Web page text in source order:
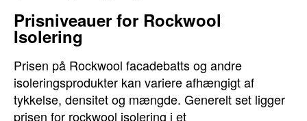
Prisniveauer for Rockwool
Isolering
Prisen på Rockwool facadebatts og andre
isoleringsprodukter kan variere afhængigt af
tykkelse, densitet og mængde. Generelt set ligger
prisen for rockwool isolering i et